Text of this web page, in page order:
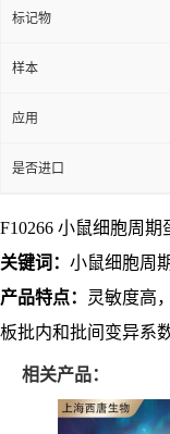
标记物
样本
应用
是否进口
F10266 小鼠细胞周期
关键词： 小鼠细胞周
产品特点： 灵敏度高
板批内和批间变异系
相关产品：